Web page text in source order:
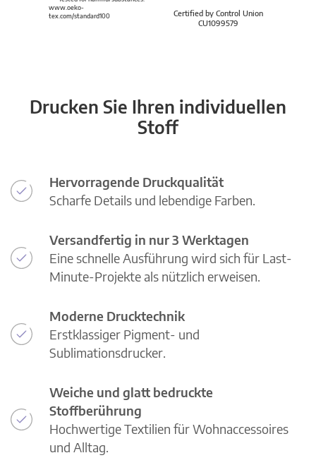
Certified by Control Union
CU1099579
www.oeko-
tex.com/standard100
Drucken Sie Ihren individuellen
Stoff
Hervorragende Druckqualität
Scharfe Details und lebendige Farben.
Versandfertig in nur 3 Werktagen
Eine schnelle Ausführung wird sich für Last-
Minute-Projekte als nützlich erweisen.
Moderne Drucktechnik
Erstklassiger Pigment- und
Sublimationsdrucker.
Weiche und glatt bedruckte
Stoffberührung
Hochwertige Textilien für Wohnaccessoires
und Alltag.